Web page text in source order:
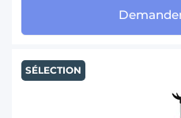
SÉLECTION